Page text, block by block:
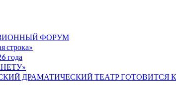
ФОРУМ
строка»
года
ДРАМАТИЧЕСКИЙ ТЕАТР ГОТОВИТСЯ